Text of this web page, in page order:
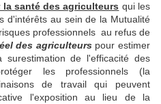
santé des agriculteurs qui les
d'intérêts au sein de la Mutualité
professionnels au refus de
des agriculteurspour estimer
de l'efficacité des
les professionnels (la
de travail qui peuvent
l'exposition au lieu de la